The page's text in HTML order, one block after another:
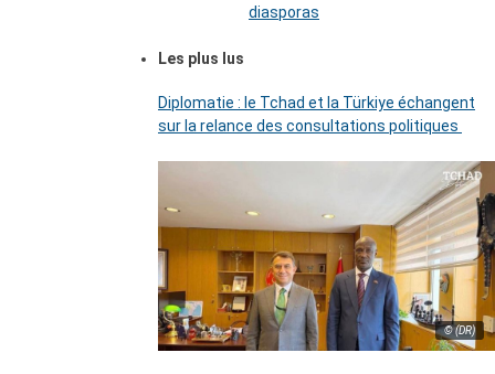
diasporas
Les plus lus
Diplomatie : le Tchad et la Türkiye échangent
sur la relance des consultations politiques
© (DR)